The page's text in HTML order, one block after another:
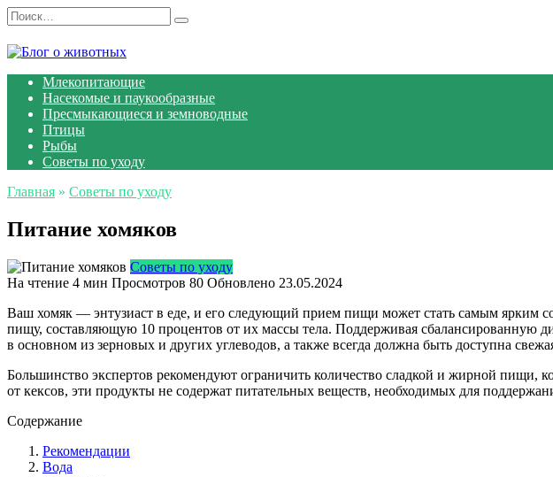
Перейти
к
содержанию
Search
for:
Млекопитающие
Насекомые и паукообразные
Пресмыкающиеся и земноводные
Птицы
Рыбы
Советы по уходу
Главная » Советы по уходу
Питание хомяков
Советы по уходу
На чтение 4 мин Просмотров 80 Обновлено 23.05.2024
Ваш хомяк — энтузиаст в еде, и его следующий прием пищи может стать самым ярким
пищу, составляющую 10 процентов от их массы тела. Поддерживая сбалансированную
в основном из зерновых и других углеводов, а также всегда должна быть доступна
Большинство экспертов рекомендуют ограничить количество сладкой и жирной
от кексов, эти продукты не содержат питательных веществ, необходимых для
Содержание
Рекомендации
Вода